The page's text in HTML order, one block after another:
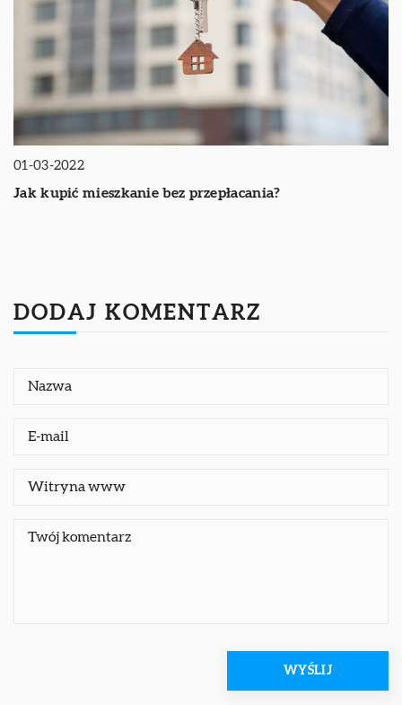
01-03-2022
Jak kupić mieszkanie bez przepłacania?
DODAJ KOMENTARZ